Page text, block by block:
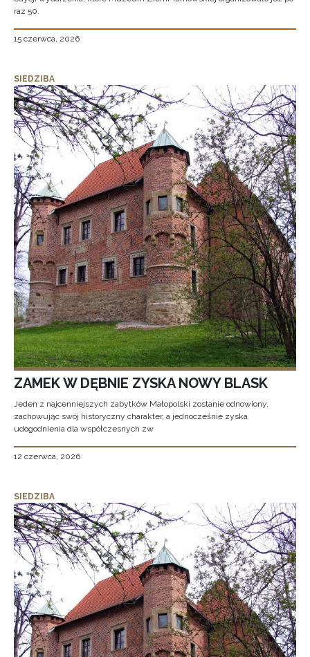
raz 50.
15 czerwca, 2026
SIEDZIBA
ZAMEK W DĘBNIE ZYSKA NOWY BLASK
Jeden z najcenniejszych zabytków Małopolski zostanie odnowiony,
zachowując swój historyczny charakter, a jednocześnie zyska
udogodnienia dla współczesnych zw
12 czerwca, 2026
SIEDZIBA